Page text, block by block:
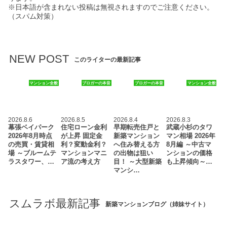
※日本語が含まれない投稿は無視されますのでご注意ください。
（スパム対策）
NEW POST このライターの最新記事
マンション全般
2026.8.6
幕張ベイパーク
2026年8月時点
の売買・賃貸相
場 ～ブルームテ
ラスタワー、…
ブロガーの本音
2026.8.5
住宅ローン金利
が上昇 固定金
利？変動金利？
マンションマニ
ア流の考え方
ブロガーの本音
2026.8.4
早期転売住戸と
新築マンション
へ住み替える方
の出物は狙い
目！ ～大型新築
マンシ…
マンション全般
2026.8.3
武蔵小杉のタワ
マン相場 2026年
8月編 ～中古マ
ンションの価格
も上昇傾向～…
スムラボ最新記事 新築マンションブログ（姉妹サイト）